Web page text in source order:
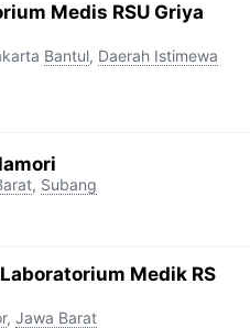
Medis RSU Griya
Bantul, Daerah Istimewa
, Subang
Medik RS
, Jawa Barat